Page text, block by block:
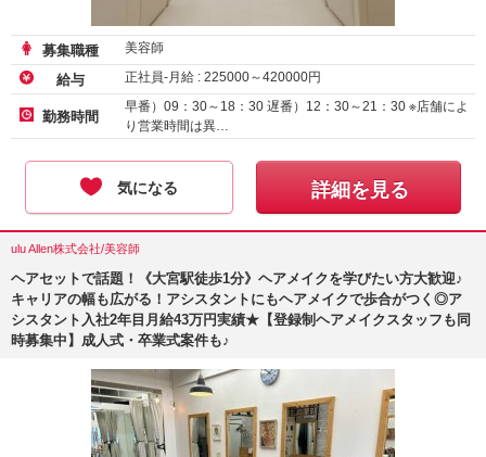
募集職種 美容師
給与 正社員-月給 : 225000～420000円
勤務時間
早番）09：30～18：30 遅番）12：30～21：30 ※店舗によ
り営業時間は異…
気になる 詳細を見る
ulu Allen株式会社/美容師
ヘアセットで話題！《大宮駅徒歩1分》ヘアメイクを学びたい方大歓迎♪
キャリアの幅も広がる！アシスタントにもヘアメイクで歩合がつく◎ア
シスタント入社2年目月給43万円実績★【登録制ヘアメイクスタッフも同
時募集中】成人式・卒業式案件も♪